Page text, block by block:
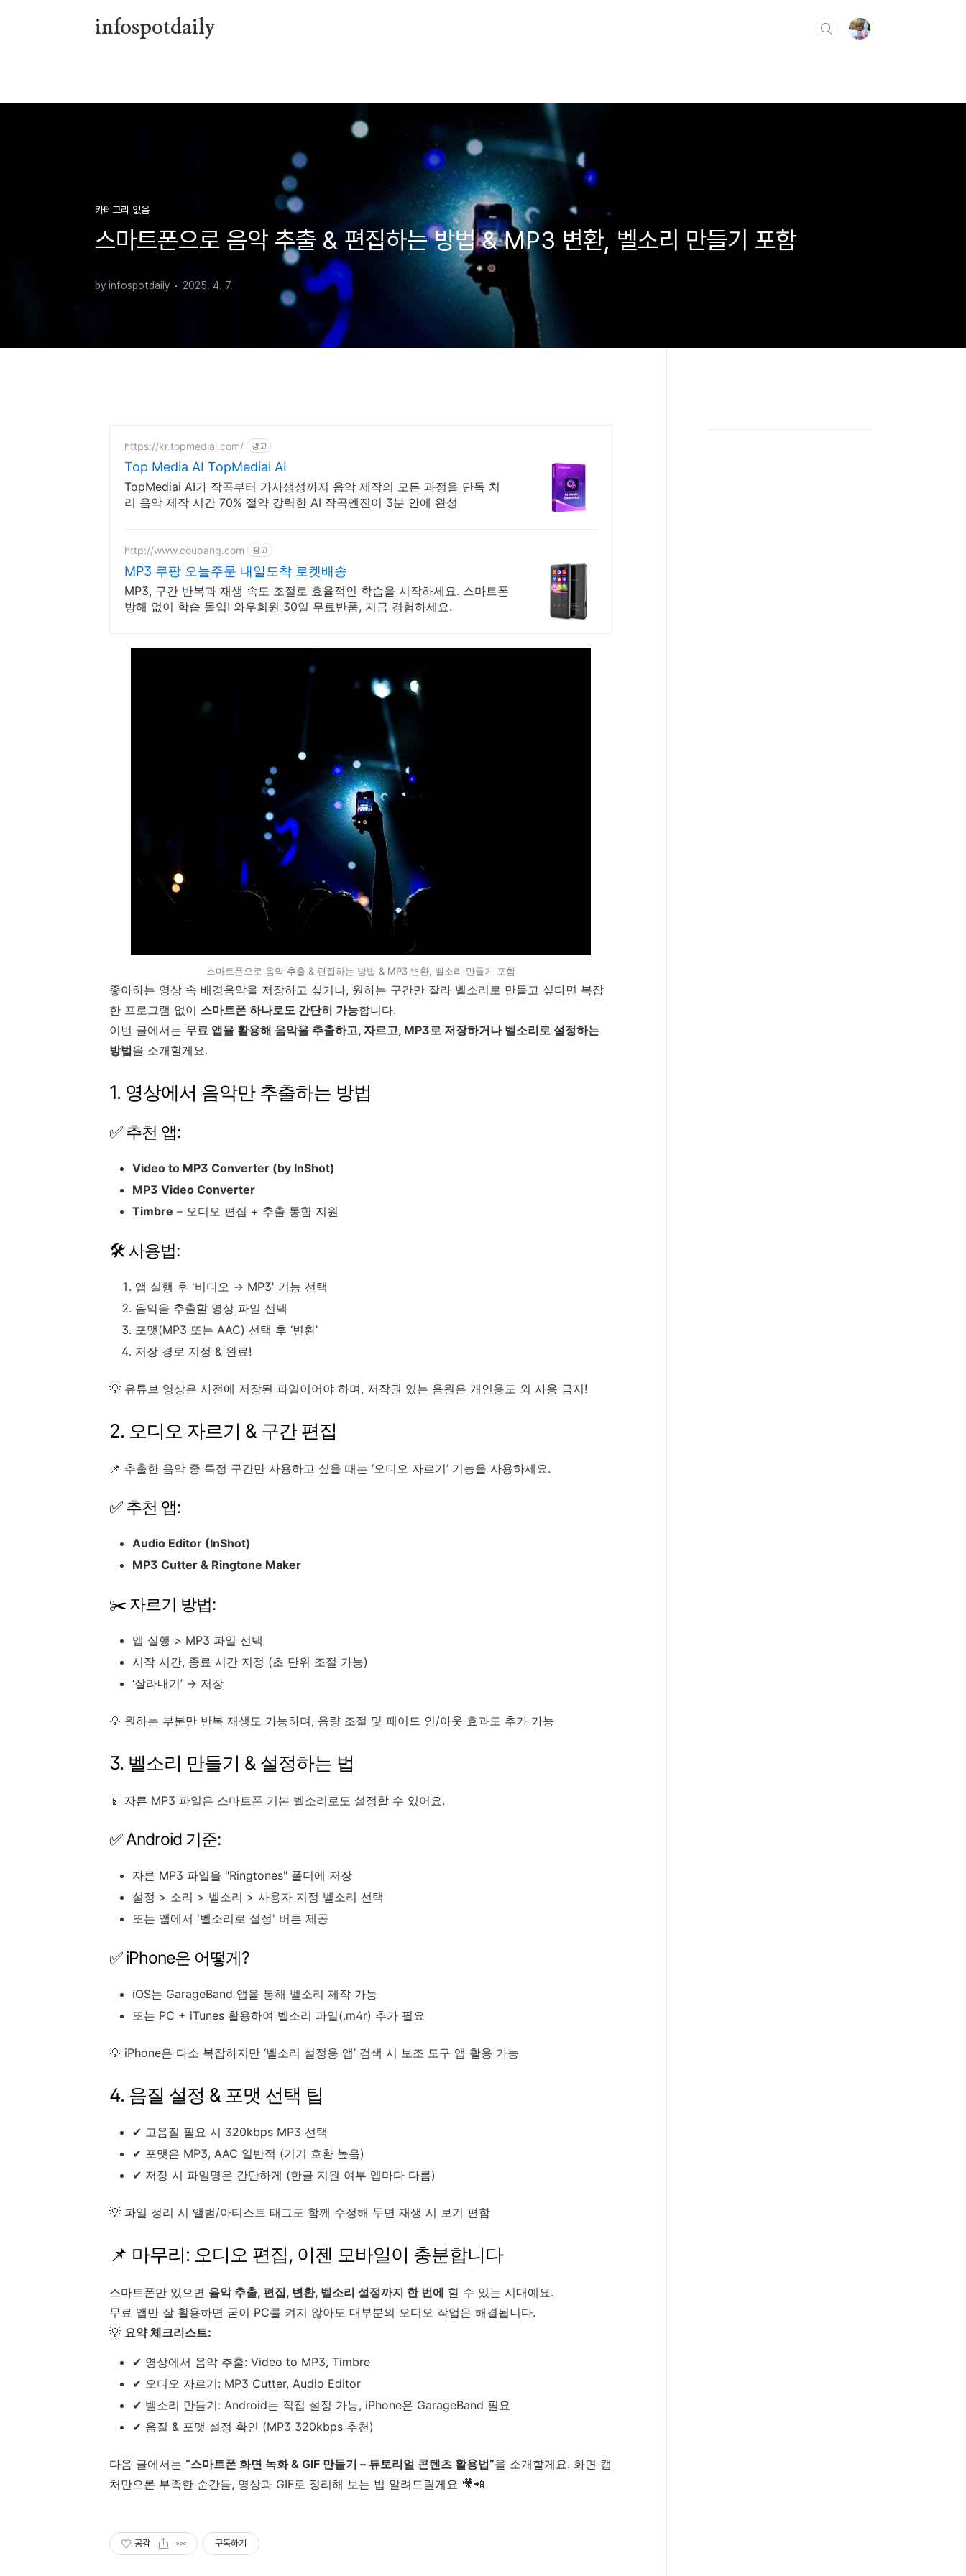
infospotdaily
카테고리 없음
스마트폰으로 음악 추출 & 편집하는 방법 & MP3 변환, 벨소리 만들기 포함
by infospotdaily 2025. 4. 7.
https://kr.topmediai.com/ 광고
Top Media AI TopMediai AI
TopMediai AI가 작곡부터 가사생성까지 음악 제작의 모든 과정을 단독 처
리 음악 제작 시간 70% 절약 강력한 AI 작곡엔진이 3분 안에 완성
http://www.coupang.com 광고
MP3 쿠팡 오늘주문 내일도착 로켓배송
MP3, 구간 반복과 재생 속도 조절로 효율적인 학습을 시작하세요. 스마트폰
방해 없이 학습 몰입! 와우회원 30일 무료반품, 지금 경험하세요.
스마트폰으로 음악 추출 & 편집하는 방법 & MP3 변환, 벨소리 만들기 포함
좋아하는 영상 속 배경음악을 저장하고 싶거나, 원하는 구간만 잘라 벨소리로 만들고 싶다면 복잡
한 프로그램 없이 스마트폰 하나로도 간단히 가능합니다.
이번 글에서는 무료 앱을 활용해 음악을 추출하고, 자르고, MP3로 저장하거나 벨소리로 설정하는
방법을 소개할게요.
1. 영상에서 음악만 추출하는 방법
✅ 추천 앱:
Video to MP3 Converter (by InShot)
MP3 Video Converter
Timbre – 오디오 편집 + 추출 통합 지원
🛠 사용법:
앱 실행 후 '비디오 → MP3' 기능 선택
음악을 추출할 영상 파일 선택
포맷(MP3 또는 AAC) 선택 후 ‘변환’
저장 경로 지정 & 완료!
💡 유튜브 영상은 사전에 저장된 파일이어야 하며, 저작권 있는 음원은 개인용도 외 사용 금지!
2. 오디오 자르기 & 구간 편집
📌 추출한 음악 중 특정 구간만 사용하고 싶을 때는 ‘오디오 자르기’ 기능을 사용하세요.
✅ 추천 앱:
Audio Editor (InShot)
MP3 Cutter & Ringtone Maker
✂️ 자르기 방법:
앱 실행 > MP3 파일 선택
시작 시간, 종료 시간 지정 (초 단위 조절 가능)
‘잘라내기’ → 저장
💡 원하는 부분만 반복 재생도 가능하며, 음량 조절 및 페이드 인/아웃 효과도 추가 가능
3. 벨소리 만들기 & 설정하는 법
📱 자른 MP3 파일은 스마트폰 기본 벨소리로도 설정할 수 있어요.
✅ Android 기준:
자른 MP3 파일을 "Ringtones" 폴더에 저장
설정 > 소리 > 벨소리 > 사용자 지정 벨소리 선택
또는 앱에서 '벨소리로 설정' 버튼 제공
✅ iPhone은 어떻게?
iOS는 GarageBand 앱을 통해 벨소리 제작 가능
또는 PC + iTunes 활용하여 벨소리 파일(.m4r) 추가 필요
💡 iPhone은 다소 복잡하지만 ‘벨소리 설정용 앱’ 검색 시 보조 도구 앱 활용 가능
4. 음질 설정 & 포맷 선택 팁
✔ 고음질 필요 시 320kbps MP3 선택
✔ 포맷은 MP3, AAC 일반적 (기기 호환 높음)
✔ 저장 시 파일명은 간단하게 (한글 지원 여부 앱마다 다름)
💡 파일 정리 시 앨범/아티스트 태그도 함께 수정해 두면 재생 시 보기 편함
📌 마무리: 오디오 편집, 이젠 모바일이 충분합니다
스마트폰만 있으면 음악 추출, 편집, 변환, 벨소리 설정까지 한 번에 할 수 있는 시대예요.
무료 앱만 잘 활용하면 굳이 PC를 켜지 않아도 대부분의 오디오 작업은 해결됩니다.
💡 요약 체크리스트:
✔ 영상에서 음악 추출: Video to MP3, Timbre
✔ 오디오 자르기: MP3 Cutter, Audio Editor
✔ 벨소리 만들기: Android는 직접 설정 가능, iPhone은 GarageBand 필요
✔ 음질 & 포맷 설정 확인 (MP3 320kbps 추천)
다음 글에서는 “스마트폰 화면 녹화 & GIF 만들기 – 튜토리얼 콘텐츠 활용법”을 소개할게요. 화면 캡
처만으론 부족한 순간들, 영상과 GIF로 정리해 보는 법 알려드릴게요 🎥📲
공감 구독하기